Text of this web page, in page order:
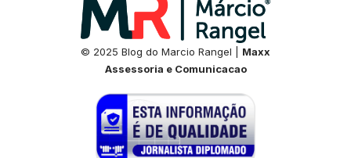
© 2025 Blog do Marcio Rangel | Maxx
Assessoria e Comunicacao